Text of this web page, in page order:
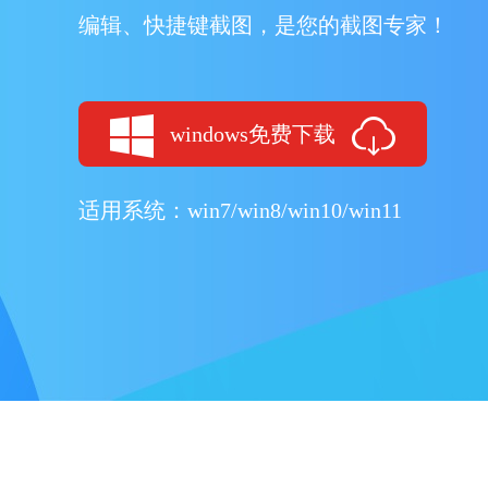
编辑、快捷键截图，是您的截图专家！
windows免费下载
适用系统：win7/win8/win10/win11